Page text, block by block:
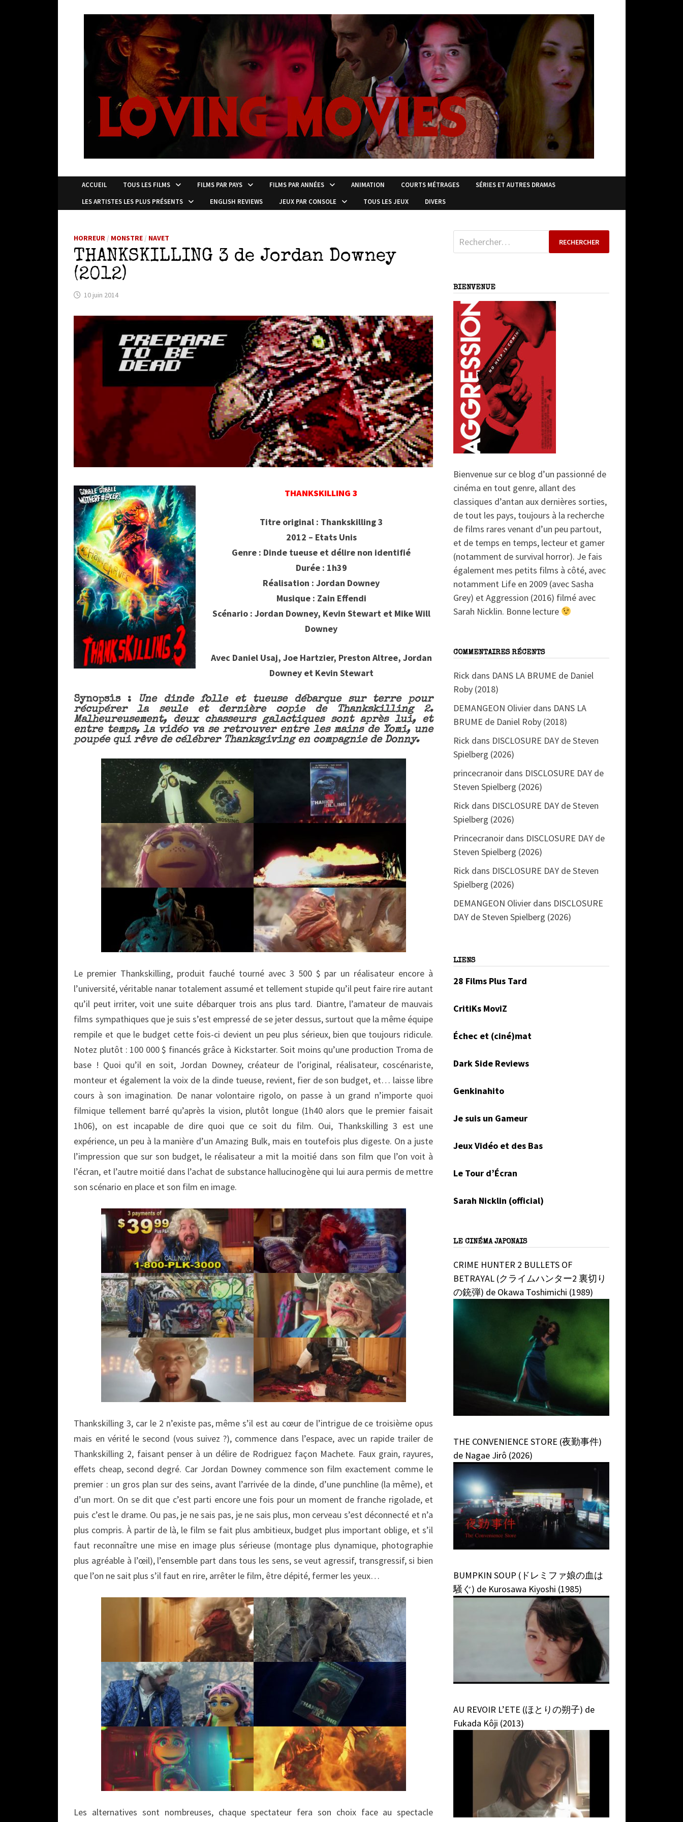
ACCUEIL TOUS LES FILMS FILMS PAR PAYS FILMS PAR ANNÉES ANIMATION COURTS MÉTRAGES
SÉRIES ET AUTRES DRAMAS
LES ARTISTES LES PLUS PRÉSENTS
ENGLISH REVIEWS JEUX PAR CONSOLE TOUS LES JEUX DIVERS
HORREUR / MONSTRE / NAVET
THANKSKILLING 3 de Jordan Downey
(2012)
10 juin 2014
THANKSKILLING 3
Titre original : Thankskilling 3
2012 – Etats Unis
Genre : Dinde tueuse et délire non identifié
Durée : 1h39
Réalisation : Jordan Downey
Musique : Zain Effendi
Scénario : Jordan Downey, Kevin Stewart et Mike Will
Downey
Avec Daniel Usaj, Joe Hartzier, Preston Altree, Jordan
Downey et Kevin Stewart
Synopsis :
Une dinde folle et tueuse débarque sur terre pour
récupérer la seule et dernière copie de Thankskilling 2.
Malheureusement, deux chasseurs galactiques sont après lui, et
entre temps, la vidéo va se retrouver entre les mains de Yomi, une
poupée qui rêve de célébrer Thanksgiving en compagnie de Donny.
Le premier Thankskilling, produit fauché tourné avec 3 500 $ par un réalisateur encore à
l’université, véritable nanar totalement assumé et tellement stupide qu’il peut faire rire autant
qu’il peut irriter, voit une suite débarquer trois ans plus tard. Diantre, l’amateur de mauvais
films sympathiques que je suis s’est empressé de se jeter dessus, surtout que la même équipe
rempile et que le budget cette fois-ci devient un peu plus sérieux, bien que toujours ridicule.
Notez plutôt : 100 000 $ financés grâce à Kickstarter. Soit moins qu’une production Troma de
base ! Quoi qu’il en soit, Jordan Downey, créateur de l’original, réalisateur, coscénariste,
monteur et également la voix de la dinde tueuse, revient, fier de son budget, et… laisse libre
cours à son imagination. De nanar volontaire rigolo, on passe à un grand n’importe quoi
filmique tellement barré qu’après la vision, plutôt longue (1h40 alors que le premier faisait
1h06), on est incapable de dire quoi que ce soit du film. Oui, Thankskilling 3 est une
expérience, un peu à la manière d’un Amazing Bulk, mais en toutefois plus digeste. On a juste
l’impression que sur son budget, le réalisateur a mit la moitié dans son film que l’on voit à
l’écran, et l’autre moitié dans l’achat de substance hallucinogène qui lui aura permis de mettre
son scénario en place et son film en image.
Thankskilling 3, car le 2 n’existe pas, même s’il est au cœur de l’intrigue de ce troisième opus
mais en vérité le second (vous suivez ?), commence dans l’espace, avec un rapide trailer de
Thankskilling 2, faisant penser à un délire de Rodriguez façon Machete. Faux grain, rayures,
effets cheap, second degré. Car Jordan Downey commence son film exactement comme le
premier : un gros plan sur des seins, avant l’arrivée de la dinde, d’une punchline (la même), et
d’un mort. On se dit que c’est parti encore une fois pour un moment de franche rigolade, et
puis c’est le drame. Ou pas, je ne sais pas, je ne sais plus, mon cerveau s’est déconnecté et n’a
plus compris. À partir de là, le film se fait plus ambitieux, budget plus important oblige, et s’il
faut reconnaître une mise en image plus sérieuse (montage plus dynamique, photographie
plus agréable à l’œil), l’ensemble part dans tous les sens, se veut agressif, transgressif, si bien
que l’on ne sait plus s’il faut en rire, arrêter le film, être dépité, fermer les yeux…
Les alternatives sont nombreuses, chaque spectateur fera son choix face au spectacle
Rechercher :
BIENVENUE
Bienvenue sur ce blog d’un passionné de
cinéma en tout genre, allant des
classiques d’antan aux dernières sorties,
de tout les pays, toujours à la recherche
de films rares venant d’un peu partout,
et de temps en temps, lecteur et gamer
(notamment de survival horror). Je fais
également mes petits films à côté, avec
notamment Life en 2009 (avec Sasha
Grey) et Aggression (2016) filmé avec
Sarah Nicklin. Bonne lecture
COMMENTAIRES RÉCENTS
Rick dans DANS LA BRUME de Daniel
Roby (2018)
DEMANGEON Olivier dans DANS LA
BRUME de Daniel Roby (2018)
Rick dans DISCLOSURE DAY de Steven
Spielberg (2026)
princecranoir dans DISCLOSURE DAY de
Steven Spielberg (2026)
Rick dans DISCLOSURE DAY de Steven
Spielberg (2026)
Princecranoir dans DISCLOSURE DAY de
Steven Spielberg (2026)
Rick dans DISCLOSURE DAY de Steven
Spielberg (2026)
DEMANGEON Olivier dans DISCLOSURE
DAY de Steven Spielberg (2026)
LIENS
28 Films Plus Tard
CritiKs MoviZ
Échec et (ciné)mat
Dark Side Reviews
Genkinahito
Je suis un Gameur
Jeux Vidéo et des Bas
Le Tour d’Écran
Sarah Nicklin (official)
LE CINÉMA JAPONAIS
CRIME HUNTER 2 BULLETS OF
BETRAYAL (クライムハンター2 裏切り
の銃弾) de Okawa Toshimichi (1989)
THE CONVENIENCE STORE (夜勤事件)
de Nagae Jirô (2026)
BUMPKIN SOUP (ドレミファ娘の血は
騒ぐ) de Kurosawa Kiyoshi (1985)
AU REVOIR L’ETE (ほとりの朔子) de
Fukada Kôji (2013)